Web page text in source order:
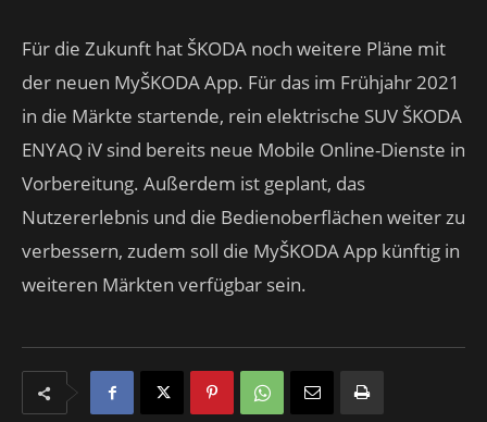
Für die Zukunft hat ŠKODA noch weitere Pläne mit
der neuen MyŠKODA App. Für das im Frühjahr 2021
in die Märkte startende, rein elektrische SUV ŠKODA
ENYAQ iV sind bereits neue Mobile Online-Dienste in
Vorbereitung. Außerdem ist geplant, das
Nutzererlebnis und die Bedienoberflächen weiter zu
verbessern, zudem soll die MyŠKODA App künftig in
weiteren Märkten verfügbar sein.